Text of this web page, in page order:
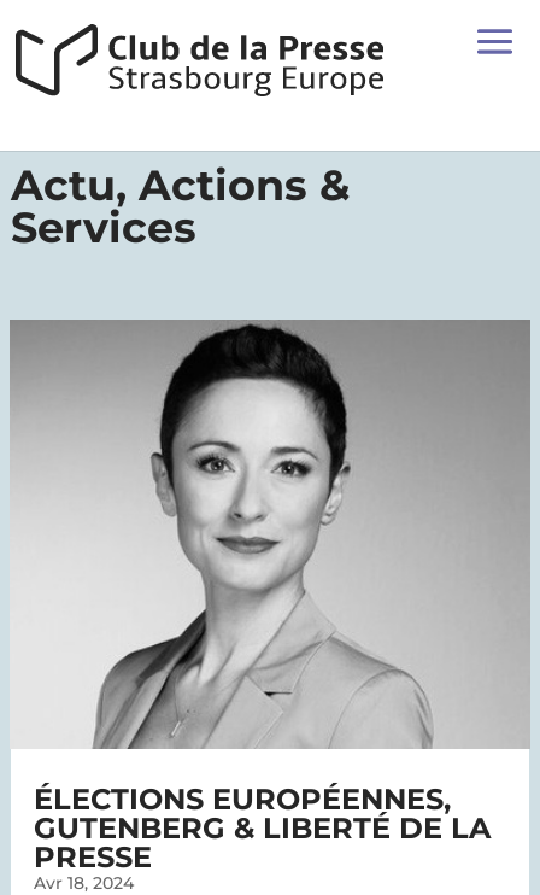
Actu, Actions &
Services
ÉLECTIONS EUROPÉENNES,
GUTENBERG & LIBERTÉ DE LA
PRESSE
Avr 18, 2024